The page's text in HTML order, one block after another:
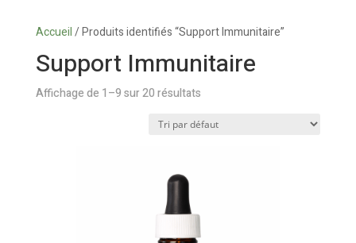
Accueil/ Produits identifiés “Support Immunitaire”
Support Immunitaire
Affichage de 1–9 sur 20 résultats